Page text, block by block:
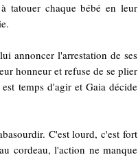
tatouer chaque bébé en leur
annoncer l'arrestation de ses
honneur et refuse de se plier
temps d'agir et Gaia décide
C'est lourd, c'est fort
cordeau, l'action ne manque